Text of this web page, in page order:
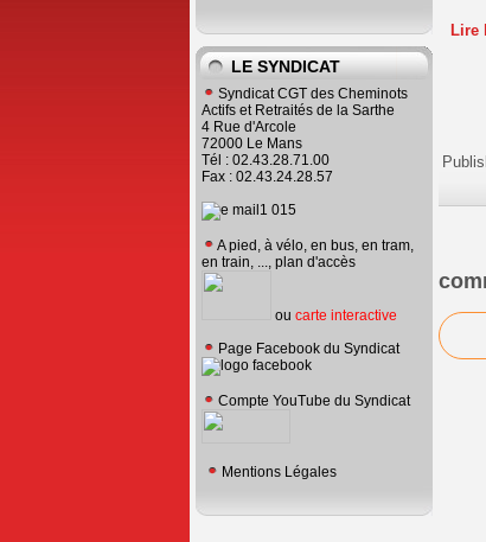
LE SYNDICAT
Syndicat CGT des Cheminots
Actifs et Retraités de la Sarthe
4 Rue d'Arcole
72000 Le Mans
Tél : 02.43.28.71.00
Fax : 02.43.24.28.57
A pied, à vélo, en bus, en tram,
en train, ..., plan d'accès
ou carte interactive
Page Facebook du Syndicat
Compte YouTube du Syndicat
Mentions Légales
Lire